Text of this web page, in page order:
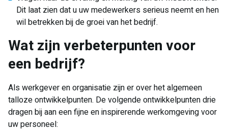
Dit laat zien dat u uw medewerkers serieus neemt en hen
wil betrekken bij de groei van het bedrijf.
Wat zijn verbeterpunten voor
een bedrijf?
Als werkgever en organisatie zijn er over het algemeen
talloze ontwikkelpunten. De volgende ontwikkelpunten drie
dragen bij aan een fijne en inspirerende werkomgeving voor
uw personeel: